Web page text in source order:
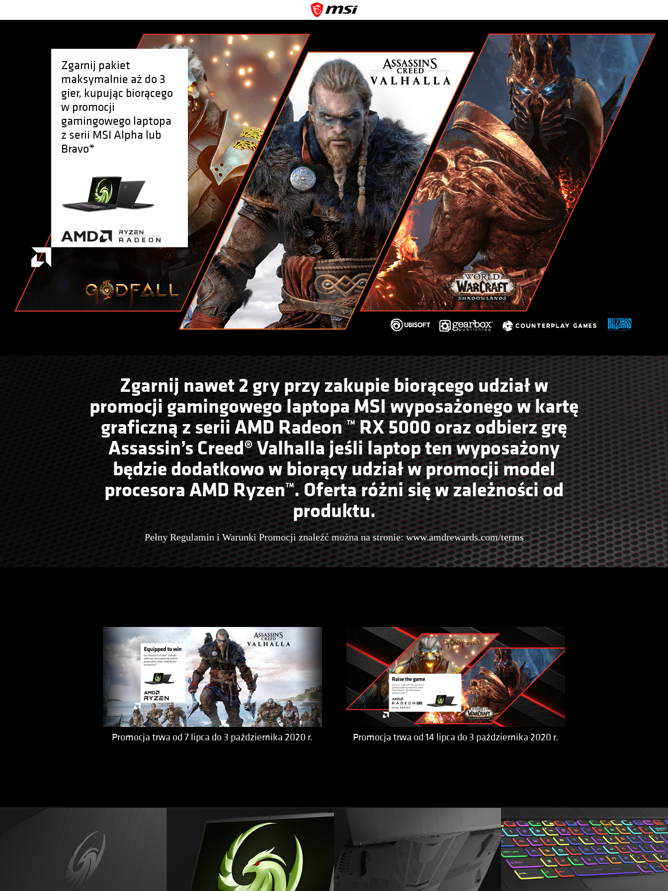
Zgarnij pakiet
maksymalnie aż do 3
gier, kupując biorącego
w promocji
gamingowego laptopa
z serii MSI Alpha lub
Bravo*
Zgarnij nawet 2 gry przy zakupie biorącego udział w
promocji gamingowego laptopa MSI wyposażonego w kartę
graficzną z serii AMD Radeon ™ RX 5000 oraz odbierz grę
Assassin’s Creed® Valhalla jeśli laptop ten wyposażony
będzie dodatkowo w biorący udział w promocji model
procesora AMD Ryzen™. Oferta różni się w zależności od
produktu.
Pełny Regulamin i Warunki Promocji znaleźć można na stronie:www.amdrewards.com/terms
Promocja trwa od 7 lipca do 3 października 2020 r. Promocja trwa od 14 lipca do 3 października 2020 r.